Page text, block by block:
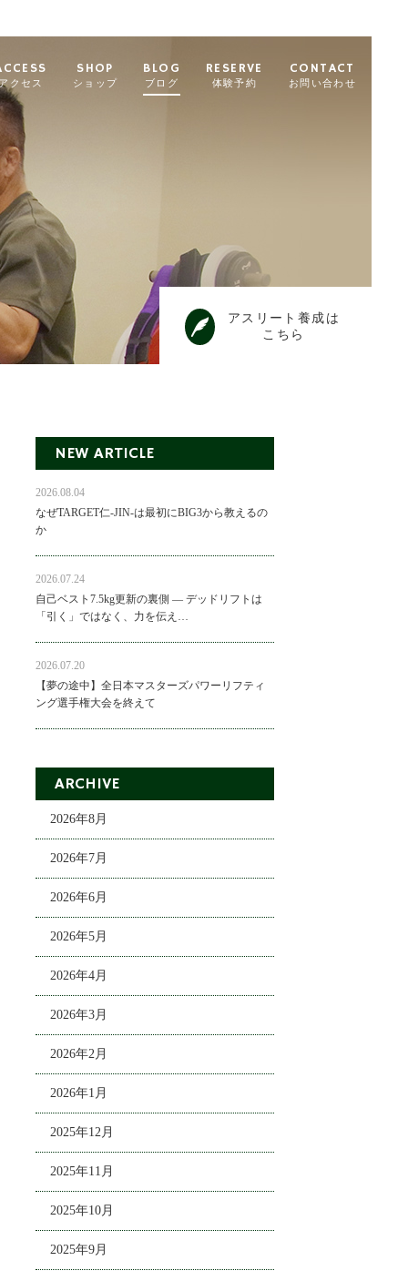
クセス
SHOP
ショップ
BLOG
ブログ
RESERVE
体験予約
CONTACT
お問い合わせ
アスリート養成は
こちら
NEW ARTICLE
2026.08.04
なぜTARGET仁-JIN-は最初にBIG3から教えるの
か
2026.07.24
自己ベスト7.5kg更新の裏側 ― デッドリフトは
「引く」ではなく、力を伝え…
2026.07.20
【夢の途中】全日本マスターズパワーリフティ
ング選手権大会を終えて
ARCHIVE
2026年8月
2026年7月
2026年6月
2026年5月
2026年4月
2026年3月
2026年2月
2026年1月
2025年12月
2025年11月
2025年10月
2025年9月